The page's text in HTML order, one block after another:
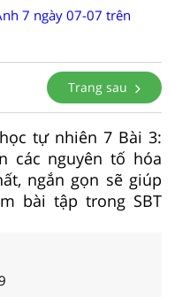
7 ngày 07-07 trên
Trang sau
tự nhiên 7 Bài 3:
các nguyên tố hóa
ngắn gọn sẽ giúp
bài tập trong SBT